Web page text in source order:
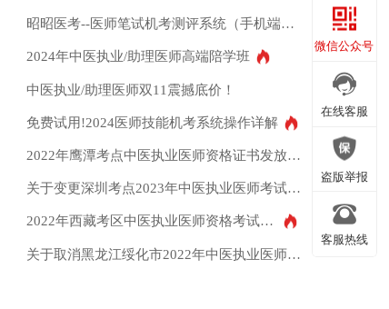
昭昭医考--医师笔试机考测评系统（手机端）上线通知<<
2024年中医执业/助理医师高端陪学班
中医执业/助理医师双11震撼底价！
免费试用!2024医师技能机考系统操作详解
2022年鹰潭考点中医执业医师资格证书发放领取通知
关于变更深圳考点2023年中医执业医师考试报名备案工作通知
2022年西藏考区中医执业医师资格考试医学综合第一试延考相关通知
关于取消黑龙江绥化市2022年中医执业医师资格考试医学综合考试“二试”（试点）的公告
昭昭APP
微信公众号
微信公众号
在线客服
在线客服
盗版举报
盗版举报
客服热线